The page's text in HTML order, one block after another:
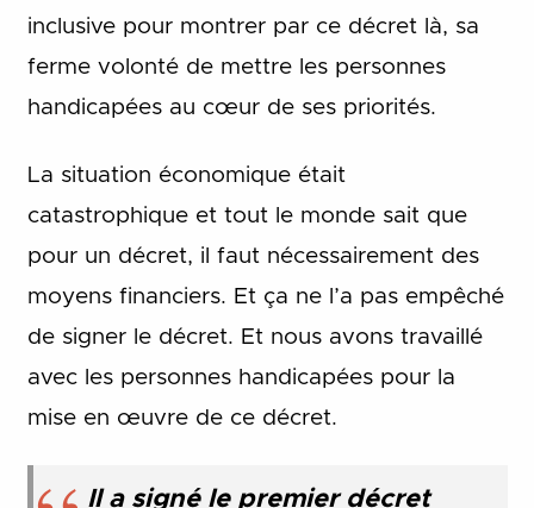
inclusive pour montrer par ce décret là, sa
ferme volonté de mettre les personnes
handicapées au cœur de ses priorités.
La situation économique était
catastrophique et tout le monde sait que
pour un décret, il faut nécessairement des
moyens financiers. Et ça ne l’a pas empêché
de signer le décret. Et nous avons travaillé
avec les personnes handicapées pour la
mise en œuvre de ce décret.
Il a signé le premier décret